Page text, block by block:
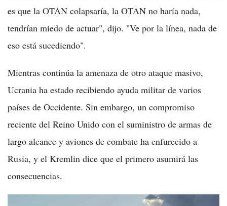
es que la OTAN colapsaría, la OTAN no haría nada,
tendrían miedo de actuar", dijo. "Ve por la línea, nada de
eso está sucediendo".
Mientras continúa la amenaza de otro ataque masivo,
Ucrania ha estado recibiendo ayuda militar de varios
países de Occidente. Sin embargo, un compromiso
reciente del Reino Unido con el suministro de armas de
largo alcance y aviones de combate ha enfurecido a
Rusia, y el Kremlin dice que el primero asumirá las
consecuencias.